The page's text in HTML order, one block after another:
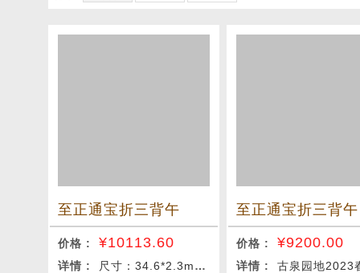
至正通宝折三背午
价格 : ¥10113.60
详情 :
尺寸：34.6*2.3mm 重量：10.2g
至正通宝折三背午
价格 :¥9200.00
详情 :古泉园地2023春季钱币杂项拍